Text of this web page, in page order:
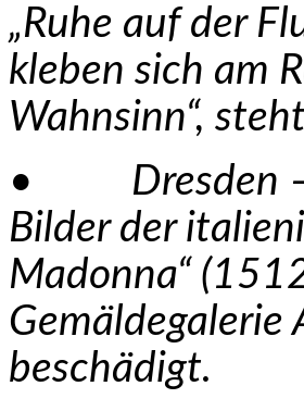
„Ruhe auf der
kleben sich am
Wahnsinn“,
• Dresden –
Bilder der
Madonna“
Gemäldegalerie
beschädigt.